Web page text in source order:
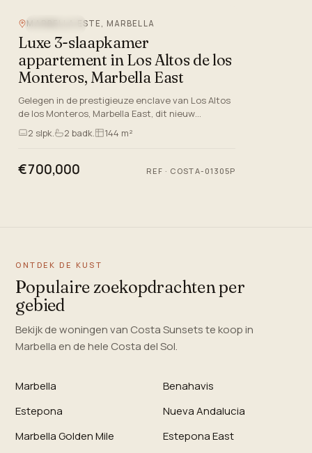
MARBELLA ESTE, MARBELLA
Luxe 3-slaapkamer
appartement in Los Altos de los
Monteros, Marbella East
Gelegen in de prestigieuze enclave van Los Altos
de los Monteros, Marbella East, dit nieuw
gebouwde middelste verdieping appartement
epitomises luxe wonen aan…
2 slpk. 2 badk. 144 m²
€700,000 REF · COSTA-01305P
ONTDEK DE KUST
Populaire zoekopdrachten per
gebied
Bekijk de woningen van Costa Sunsets te koop in
Marbella en de hele Costa del Sol.
Marbella
Benahavis
Estepona
Nueva Andalucia
Marbella Golden Mile
Estepona East